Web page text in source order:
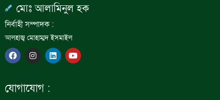
মোঃ আলামিনুল হক
নির্বাহী সম্পাদক :
আলহাজ্ব মোহাম্মদ ইসমাইল
F
a
c
b
o
I
n
s
a
g
L
i
n
Y
o
u
যোগাযোগ :